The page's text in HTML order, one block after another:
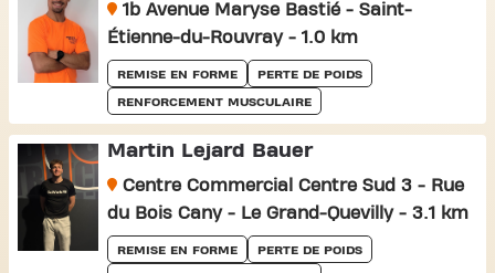
1b Avenue Maryse Bastié - Saint-
Étienne-du-Rouvray - 1.0 km
REMISE EN FORME PERTE DE POIDS
RENFORCEMENT MUSCULAIRE
Martin Lejard Bauer
Centre Commercial Centre Sud 3 - Rue
du Bois Cany - Le Grand-Quevilly - 3.1 km
REMISE EN FORME PERTE DE POIDS